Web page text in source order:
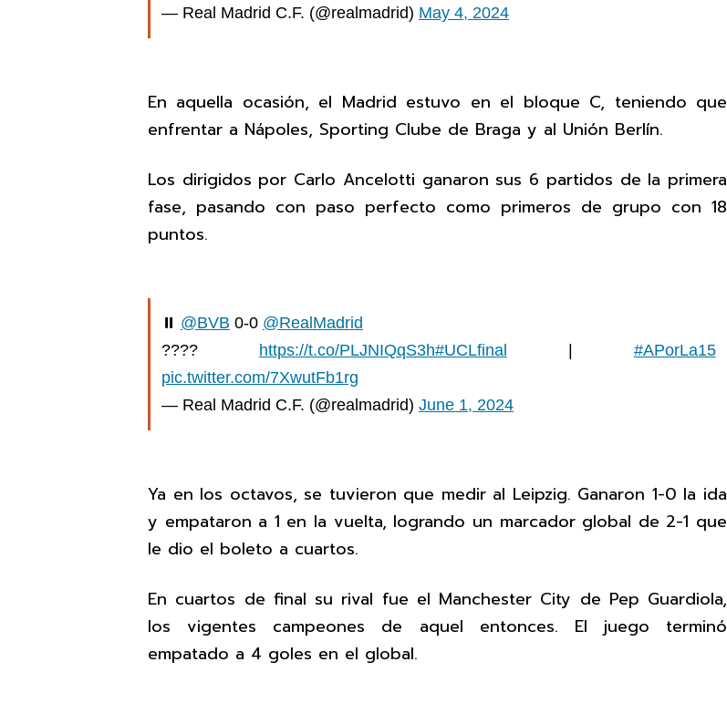
— Real Madrid C.F. (@realmadrid) May 4, 2024
En aquella ocasión, el Madrid estuvo en el bloque C, teniendo que
enfrentar a Nápoles, Sporting Clube de Braga y al Unión Berlín.
Los dirigidos por Carlo Ancelotti ganaron sus 6 partidos de la primera
fase, pasando con paso perfecto como primeros de grupo con 18
puntos.
⏸️ @BVB 0-0 @RealMadrid
????
https://t.co/PLJNIQqS3h#UCLfinal
#APorLa15
pic.twitter.com/7XwutFb1rg
— Real Madrid C.F. (@realmadrid) June 1, 2024
Ya en los octavos, se tuvieron que medir al Leipzig. Ganaron 1-0 la ida
y empataron a 1 en la vuelta, logrando un marcador global de 2-1 que
le dio el boleto a cuartos.
En cuartos de final su rival fue el Manchester City de Pep Guardiola,
los vigentes campeones de aquel entonces. El juego terminó
empatado a 4 goles en el global.